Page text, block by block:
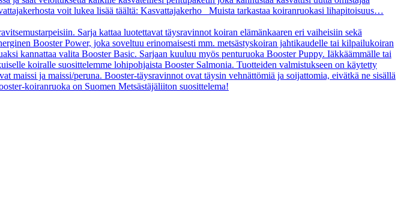
voit lukea lisää täältä: Kasvattajakerho Muista tarkastaa koiranruokasi lihapitoisuus…
Sarja kattaa luotettavat täysravinnot koiran elämänkaaren eri vaiheisiin sekä
Booster Power, joka soveltuu erinomaisesti mm. metsästyskoiran jahtikaudelle tai kilpailukoiran
kannattaa valita Booster Basic. Sarjaan kuuluu myös penturuoka Booster Puppy. Iäkkäämmälle tai
koiralle suosittelemme lohipohjaista Booster Salmonia. Tuotteiden valmistukseen on käytetty
maissi ja maissi/peruna. Booster-täysravinnot ovat täysin vehnättömiä ja soijattomia, eivätkä ne sisällä
koiranruoka on Suomen Metsästäjäliiton suosittelema!